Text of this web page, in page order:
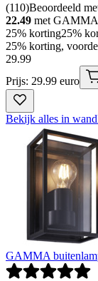
(110)Beoordeeld
22.49 met GAMMA
25% korting25%
25% korting,
29.99
Prijs: 29.99 euro
Bekijk alles in
GAMMA